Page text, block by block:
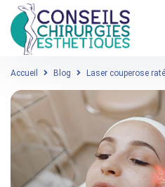
Accueil Blog Laser couperose